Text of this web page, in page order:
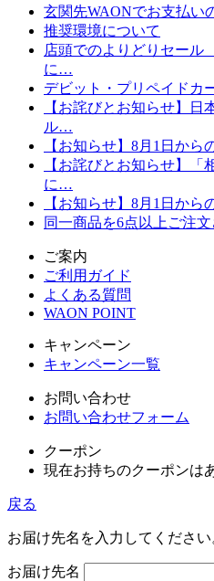
玄関先WAONでお支払い
推奨環境について
店頭でのよりどりセー
に…
デビット・プリペイドカ
【お詫びとお知らせ】
ル…
【お知らせ】8月1日か
【お詫びとお知らせ】
に…
【お知らせ】8月1日か
同一商品を6点以上ご注
ご案内
ご利用ガイド
よくある質問
WAON POINT
キャンペーン
キャンペーン一覧
お問い合わせ
お問い合わせフォーム
クーポン
現在お持ちのクーポンは
戻る
お届け先名を入力してください
お届け先名